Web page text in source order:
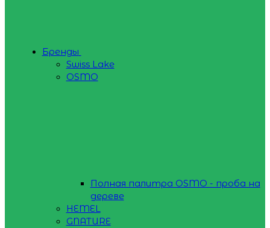
Бренды
Swiss Lake
OSMO
Полная палитра OSMO - проба на
дереве
HEMEL
GNATURE